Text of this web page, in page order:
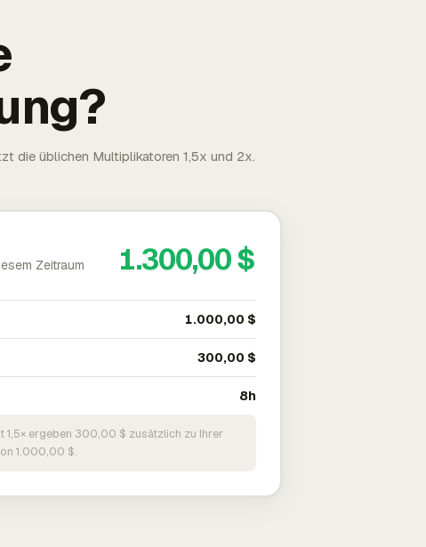
die üblichen Multiplikatoren 1,5x und 2x.
Zeitraum 1.300,00 $
1.000,00 $
300,00 $
8h
1,5× ergeben 300,00 $ zusätzlich zu Ihrer
1.000,00 $.